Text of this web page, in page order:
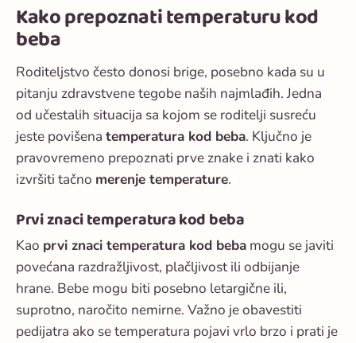
Kako prepoznati temperaturu kod
beba
Roditeljstvo često donosi brige, posebno kada su u
pitanju zdravstvene tegobe naših najmlađih. Jedna
od učestalih situacija sa kojom se roditelji susreću
jeste povišena temperatura kod beba. Ključno je
pravovremeno prepoznati prve znake i znati kako
izvršiti tačno merenje temperature.
Prvi znaci temperatura kod beba
Kao prvi znaci temperatura kod beba mogu se javiti
povećana razdražljivost, plačljivost ili odbijanje
hrane. Bebe mogu biti posebno letargične ili,
suprotno, naročito nemirne. Važno je obavestiti
pedijatra ako se temperatura pojavi vrlo brzo i prati je